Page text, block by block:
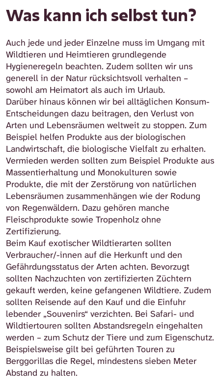
Was kann ich selbst tun?
Auch jede und jeder Einzelne muss im Umgang mit
Wildtieren und Heimtieren grundlegende
Hygieneregeln beachten. Zudem sollten wir uns
generell in der Natur rücksichtsvoll verhalten –
sowohl am Heimatort als auch im Urlaub.
Darüber hinaus können wir bei alltäglichen Konsum-
Entscheidungen dazu beitragen, den Verlust von
Arten und Lebensräumen weltweit zu stoppen. Zum
Beispiel helfen Produkte aus der biologischen
Landwirtschaft, die biologische Vielfalt zu erhalten.
Vermieden werden sollten zum Beispiel Produkte aus
Massentierhaltung und Monokulturen sowie
Produkte, die mit der Zerstörung von natürlichen
Lebensräumen zusammenhängen wie der Rodung
von Regenwäldern. Dazu gehören manche
Fleischprodukte sowie Tropenholz ohne
Zertifizierung.
Beim Kauf exotischer Wildtierarten sollten
Verbraucher/-innen auf die Herkunft und den
Gefährdungsstatus der Arten achten. Bevorzugt
sollten Nachzuchten von zertifizierten Züchtern
gekauft werden, keine gefangenen Wildtiere. Zudem
sollten Reisende auf den Kauf und die Einfuhr
lebender „Souvenirs“ verzichten. Bei Safari- und
Wildtiertouren sollten Abstandsregeln eingehalten
werden – zum Schutz der Tiere und zum Eigenschutz.
Beispielsweise gilt bei geführten Touren zu
Berggorillas die Regel, mindestens sieben Meter
Abstand zu halten.